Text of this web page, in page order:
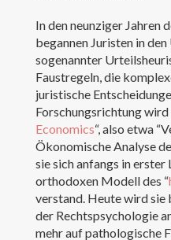
Creative Commons
In den neunziger Jahren
begannen Juristen in
sogenannter
Faustregeln, die
juristische
Forschungsrichtung wird
Economics“, also etwa
Ökonomische Analyse
sie sich anfangs in
orthodoxen Modell des “
verstand. Heute wird sie
der Rechtspsychologie
mehr auf pathologische